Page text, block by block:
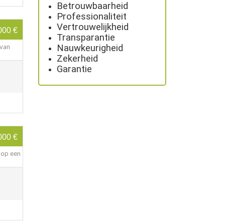
€
€
een
Betrouwbaarheid
Professionaliteit
Vertrouwelijkheid
Transparantie
Nauwkeurigheid
Zekerheid
Garantie